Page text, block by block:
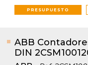
PRESUPUESTO
ABB
DIN